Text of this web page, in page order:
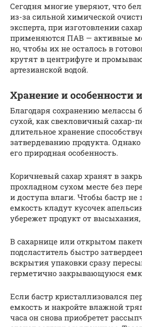
Сегодня многие уверяют, что
из-за сильной химической
эксперта, при изготовлении
применяются ПАВ — активные
но, чтобы их не осталось в
крутят в центрифуге и
артезианской водой.
Хранение и особенности
Благодаря сохранению мелассы
сухой, как свекловичный сахар-
длительное хранение
затвердеванию продукта. Однако
его природная особенность.
Коричневый сахар хранят в
прохладном сухом месте без
и доступа влаги. Чтобы бастр не
емкость кладут кусочек
убережет продукт от
В сахарнице или открытом
подсластитель быстро
вскрытия упаковки сразу
герметично закрывающуюся
Если бастр кристаллизовался
емкость и накройте влажной
часа он снова приобретет